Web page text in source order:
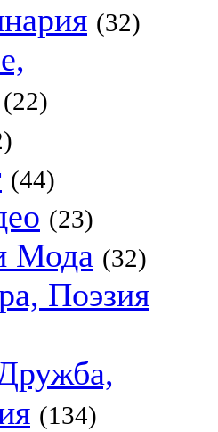
(32)
(22)
(44)
(23)
Мода (32)
Поэзия
(134)